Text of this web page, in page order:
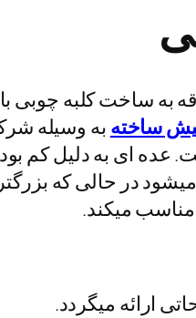
به ساخت کلبه
ساخته به وسیله
عده ای به دلیل کم
در حالی که
میکند.
ارائه میگردد.